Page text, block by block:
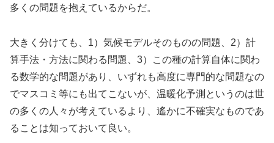
多くの問題を抱えているからだ。
大きく分けても、1）気候モデルそのものの問題、2）計
算手法・方法に関わる問題、3）この種の計算自体に関わ
る数学的な問題があり、いずれも高度に専門的な問題なの
でマスコミ等にも出てこないが、温暖化予測というのは世
の多くの人々が考えているより、遙かに不確実なものであ
ることは知っておいて良い。